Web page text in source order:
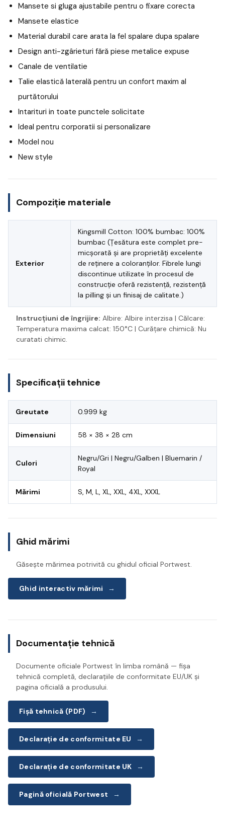
Mansete si gluga ajustabile pentru o fixare corecta
Mansete elastice
Material durabil care arata la fel spalare dupa spalare
Design anti-zgârieturi fără piese metalice expuse
Canale de ventilatie
Talie elastică laterală pentru un confort maxim al
purtătorului
Intarituri in toate punctele solicitate
Ideal pentru corporatii si personalizare
Model nou
New style
Compoziție materiale
Exterior
Kingsmill Cotton: 100% bumbac: 100%
bumbac (Țesătura este complet pre-
micșorată și are proprietăți excelente
de reținere a coloranților. Fibrele lungi
discontinue utilizate în procesul de
construcție oferă rezistență, rezistență
la pilling și un finisaj de calitate.)
Instrucțiuni de îngrijire: Albire: Albire interzisa | Călcare:
Temperatura maxima calcat: 150°C | Curățare chimică: Nu
curatati chimic.
Specificații tehnice
Greutate 0.999 kg
Dimensiuni 58 × 38 × 28 cm
Culori
Negru/Gri | Negru/Galben | Bluemarin /
Royal
Mărimi S, M, L, XL, XXL, 4XL, XXXL
Ghid mărimi
Găsește mărimea potrivită cu ghidul oficial Portwest.
Ghid interactiv mărimi →
Documentație tehnică
Documente oficiale Portwest în limba română — fișa
tehnică completă, declarațiile de conformitate EU/UK și
pagina oficială a produsului.
Fișă tehnică (PDF) →
Declarație de conformitate EU →
Declarație de conformitate UK →
Pagină oficială Portwest →